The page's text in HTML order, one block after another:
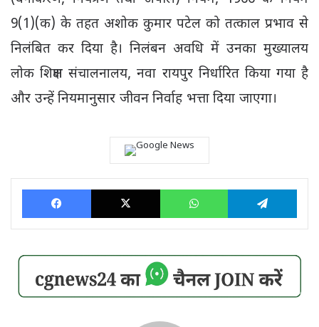
9(1)(क) के तहत अशोक कुमार पटेल को तत्काल प्रभाव से
निलंबित कर दिया है। निलंबन अवधि में उनका मुख्यालय
लोक शिक्षण संचालनालय, नवा रायपुर निर्धारित किया गया है
और उन्हें नियमानुसार जीवन निर्वाह भत्ता दिया जाएगा।
Facebook X WhatsApp